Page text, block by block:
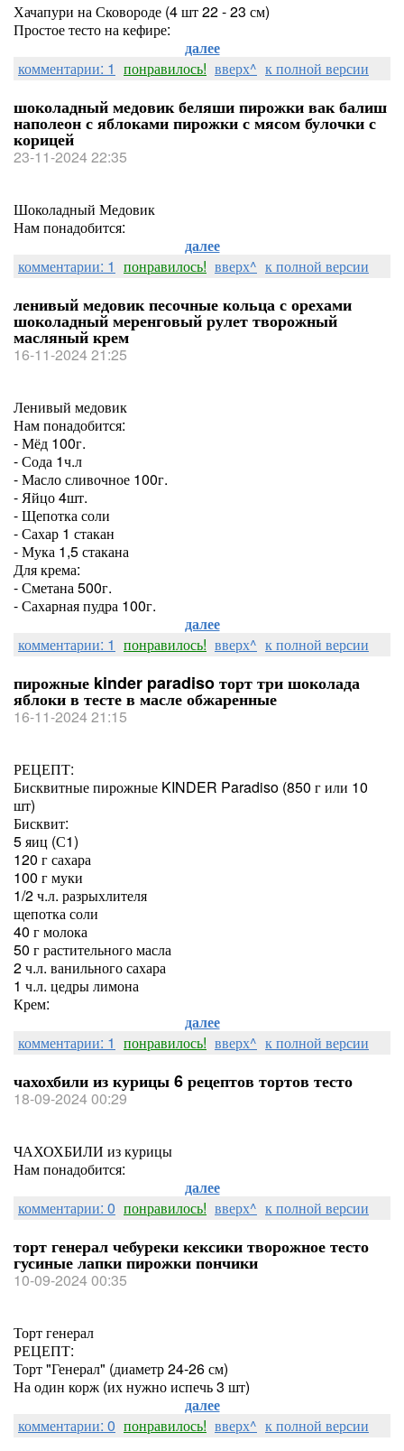
Хачапури на Сковороде (4 шт 22 - 23 см)
Простое тесто на кефире:
далее
комментарии: 1 понравилось! вверх^ к полной версии
шоколадный медовик беляши пирожки вак балиш
наполеон с яблоками пирожки с мясом булочки с
корицей
23-11-2024 22:35
Шоколадный Медовик
Нам понадобится:
далее
комментарии: 1 понравилось! вверх^ к полной версии
ленивый медовик песочные кольца с орехами
шоколадный меренговый рулет творожный
масляный крем
16-11-2024 21:25
Ленивый медовик
Нам понадобится:
- Мёд 100г.
- Сода 1ч.л
- Масло сливочное 100г.
- Яйцо 4шт.
- Щепотка соли
- Сахар 1 стакан
- Мука 1,5 стакана
Для крема:
- Сметана 500г.
- Сахарная пудра 100г.
далее
комментарии: 1 понравилось! вверх^ к полной версии
пирожные kinder paradiso торт три шоколада
яблоки в тесте в масле обжаренные
16-11-2024 21:15
РЕЦЕПТ:
Бисквитные пирожные KINDER Paradiso (850 г или 10
шт)
Бисквит:
5 яиц (С1)
120 г сахара
100 г муки
1/2 ч.л. разрыхлителя
щепотка соли
40 г молока
50 г растительного масла
2 ч.л. ванильного сахара
1 ч.л. цедры лимона
Крем:
далее
комментарии: 1 понравилось! вверх^ к полной версии
чахохбили из курицы 6 рецептов тортов тесто
18-09-2024 00:29
ЧАХОХБИЛИ из курицы
Нам понадобится:
далее
комментарии: 0 понравилось! вверх^ к полной версии
торт генерал чебуреки кексики творожное тесто
гусиные лапки пирожки пончики
10-09-2024 00:35
Торт генерал
РЕЦЕПТ:
Торт "Генерал" (диаметр 24-26 см)
На один корж (их нужно испечь 3 шт)
далее
комментарии: 0 понравилось! вверх^ к полной версии